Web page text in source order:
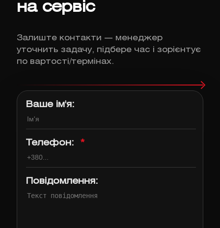
на сервіс
Залиште контакти — менеджер
уточнить задачу, підбере час і зорієнтує
по вартості/термінах.
Ваше ім'я:
Телефон: *
Повідомлення: